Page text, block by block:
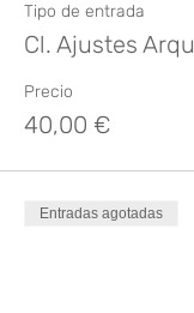
Tipo de entrada
Cl. Ajustes
Precio
40,00 €
Entradas agotadas